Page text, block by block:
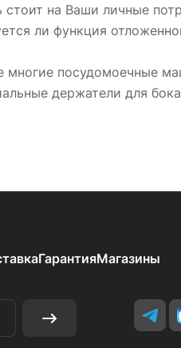
стоит на Ваши личные
ли функция
многие посудомоечные
держатели для
ГарантияМагазины